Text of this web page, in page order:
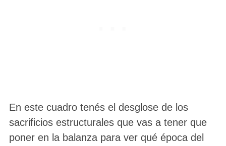
En este cuadro tenés el desglose de los
sacrificios estructurales que vas a tener que
poner en la balanza para ver qué época del